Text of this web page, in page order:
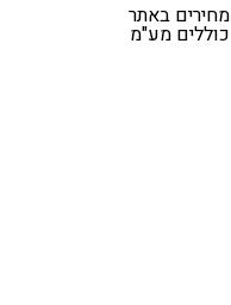
מחירים באתר
כוללים מע"מ